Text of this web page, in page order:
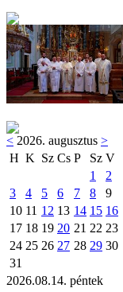
< 2026. augusztus >
H K Sz Cs P Sz V
1
2
3
4 5 6 7 8
9
10 11 12 13 14 15 16
17 18 19 20 21 22 23
24 25 26 27 28 29 30
31
2026.08.14. péntek